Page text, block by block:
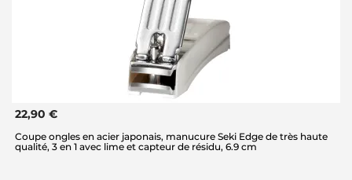
22,90 €
Coupe ongles en acier japonais, manucure Seki Edge de très haute
qualité, 3 en 1 avec lime et capteur de résidu, 6.9 cm